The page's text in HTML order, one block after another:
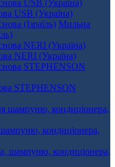
USB (Україна)
Мильна
NERI (Україна)
STEPHENSON
кондиціонера,